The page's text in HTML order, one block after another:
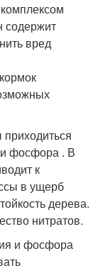
содержит
вред
и фосфора . В
к
в ущерб
дерева.
нитратов.
и фосфора